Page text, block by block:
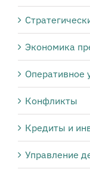
Экономика
Оперативное
Конфликты
Кредиты и
Управление